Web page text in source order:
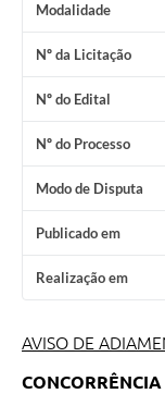
Modalidade
Nº da Licitação
Nº do Edital
Nº do Processo
Modo de Disputa
Publicado em
Realização em
AVISO DE